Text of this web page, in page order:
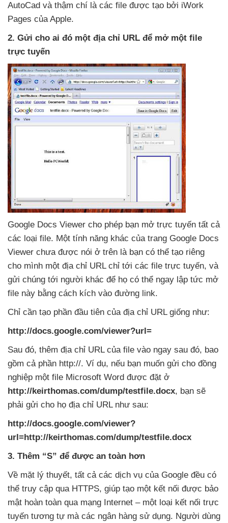
AutoCad và thậm chí là các file được tạo bởi iWork
Pages của Apple.
2. Gửi cho ai đó một địa chỉ URL để mở một file
trực tuyến
Google Docs Viewer cho phép bạn mở trực tuyến tất cả
các loại file. Một tính năng khác của trang Google Docs
Viewer chưa được nói ở trên là bạn có thể tạo riêng
cho mình một địa chỉ URL chỉ tới các file trực tuyến, và
gửi chúng tới người khác để họ có thể ngay lập tức mở
file này bằng cách kích vào đường link.
Chỉ cần tạo phần đầu tiên của địa chỉ URL giống như:
http://docs.google.com/viewer?url=
Sau đó, thêm địa chỉ URL của file vào ngay sau đó, bao
gồm cả phần http://. Ví dụ, nếu bạn muốn gửi cho đồng
nghiệp một file Microsoft Word được đặt ở
http://keirthomas.com/dump/testfile.docx, bạn sẽ
phải gửi cho họ địa chỉ URL như sau:
http://docs.google.com/viewer?
url=http://keirthomas.com/dump/testfile.docx
3. Thêm “S” để được an toàn hơn
Về mặt lý thuyết, tất cả các dịch vụ của Google đều có
thể truy cập qua HTTPS, giúp tạo một kết nối được bảo
mật hoàn toàn qua mạng Internet – một loại kết nối trực
tuyến tương tự mà các ngân hàng sử dụng. Người dùng